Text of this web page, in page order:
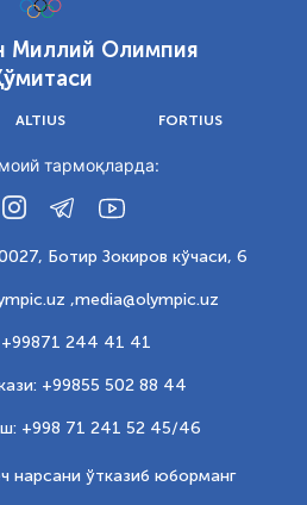
Миллий Олимпия
ALTIUS FORTIUS
тармоқларда:
Ботир Зокиров кўчаси, 6
,media@olympic.uz
244 41 41
+99855 502 88 44
+998 71 241 52 45/46
нарсани ўтказиб юборманг